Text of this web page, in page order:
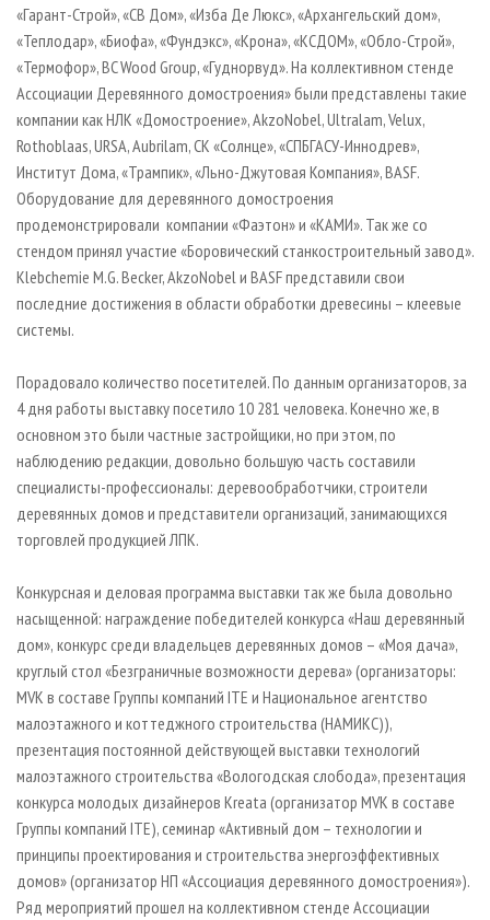
ИНСТРУМЕНТ И МАТЕРИАЛЫ
БИБЛИОТЕКА СПЕЦИАЛИСТА
«Гарант-Строй», «СВ Дом», «Изба Де Люкс», «Архангельский дом»,
«Теплодар», «Биофа», «Фундэкс», «Крона», «КСДОМ», «Обло-Строй»,
«Термофор», BC Wood Group, «Гуднорвуд». На коллективном стенде
Ассоциации Деревянного домостроения» были представлены такие
компании как НЛК «Домостроение», AkzoNobel, Ultralam, Velux,
Rothoblaas, URSA, Aubrilam, СК «Солнце», «СПБГАСУ-Иннодрев»,
Институт Дома, «Трампик», «Льно-Джутовая Компания», BASF.
Оборудование для деревянного домостроения
продемонстрировали компании «Фаэтон» и «КАМИ». Так же со
стендом принял участие «Боровический станкостроительный завод».
Klebchemie M.G. Becker, AkzoNobel и BASF представили свои
последние достижения в области обработки древесины – клеевые
системы.
Порадовало количество посетителей. По данным организаторов, за
4 дня работы выставку посетило 10 281 человека. Конечно же, в
основном это были частные застройщики, но при этом, по
наблюдению редакции, довольно большую часть составили
специалисты-профессионалы: деревообработчики, строители
деревянных домов и представители организаций, занимающихся
торговлей продукцией ЛПК.
Конкурсная и деловая программа выставки так же была довольно
насыщенной: награждение победителей конкурса «Наш деревянный
дом», конкурс среди владельцев деревянных домов – «Моя дача»,
круглый стол «Безграничные возможности дерева» (организаторы:
MVK в составе Группы компаний ITE и Национальное агентство
малоэтажного и коттеджного строительства (НАМИКС)),
презентация постоянной действующей выставки технологий
малоэтажного строительства «Вологодская слобода», презентация
конкурса молодых дизайнеров Kreata (организатор MVK в составе
Группы компаний ITE), семинар «Активный дом – технологии и
принципы проектирования и строительства энергоэффективных
домов» (организатор НП «Ассоциация деревянного домостроения»).
Ряд мероприятий прошел на коллективном стенде Ассоциации